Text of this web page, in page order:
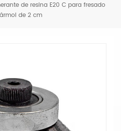
de resina E20 C para fresado
de 2 cm